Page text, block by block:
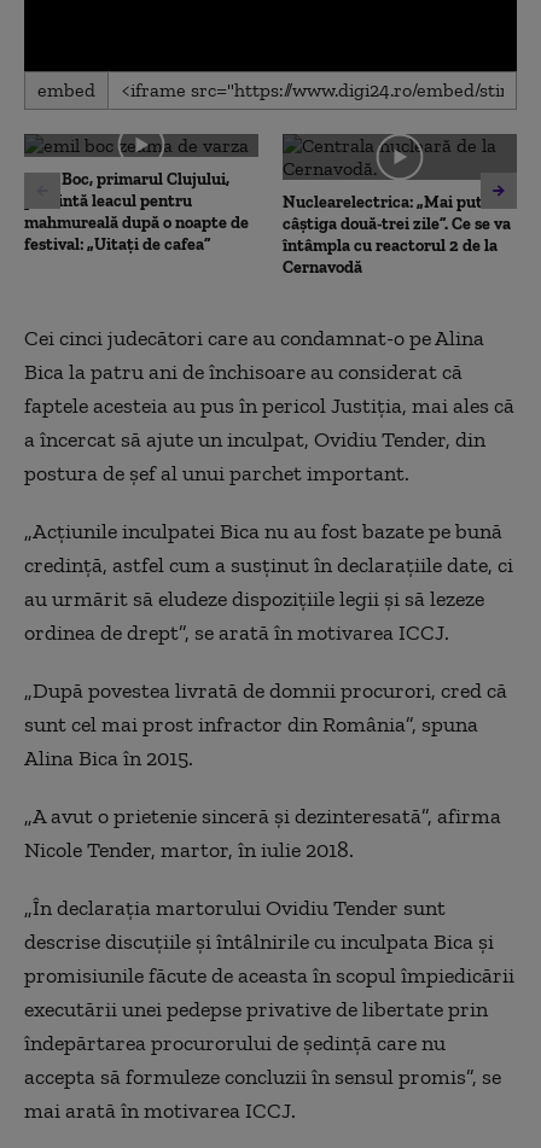
0
seconds
0
seconds
embed
Emil Boc, primarul Clujului,
prezintă leacul pentru
mahmureală după o noapte de
festival: „Uitați de cafea”
Nuclearelectrica: „Mai putem
câștiga două-trei zile”. Ce se va
întâmpla cu reactorul 2 de la
Cernavodă
Cei cinci judecători care au condamnat-o pe Alina
Bica la patru ani de închisoare au considerat că
faptele acesteia au pus în pericol Justiţia, mai ales că
a încercat să ajute un inculpat, Ovidiu Tender, din
postura de şef al unui parchet important.
„Acţiunile inculpatei Bica nu au fost bazate pe bună
credinţă, astfel cum a susţinut în declarațiile date, ci
au urmărit să eludeze dispoziţiile legii şi să lezeze
ordinea de drept”, se arată în motivarea ICCJ.
„După povestea livrată de domnii procurori, cred că
sunt cel mai prost infractor din România”, spuna
Alina Bica în 2015.
„A avut o prietenie sinceră şi dezinteresată”, afirma
Nicole Tender, martor, în iulie 2018.
„În declaraţia martorului Ovidiu Tender sunt
descrise discuţiile şi întâlnirile cu inculpata Bica şi
promisiunile făcute de aceasta în scopul împiedicării
executării unei pedepse privative de libertate prin
îndepărtarea procurorului de şedinţă care nu
accepta să formuleze concluzii în sensul promis”, se
mai arată în motivarea ICCJ.